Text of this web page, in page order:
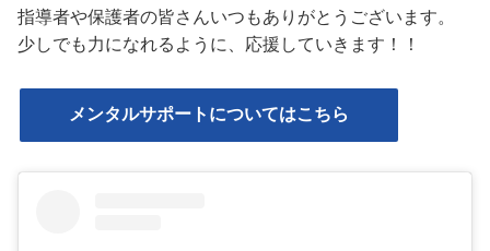
指導者や保護者の皆さんいつもありがとうございます。
少しでも力になれるように、応援していきます！！
メンタルサポートについてはこちら